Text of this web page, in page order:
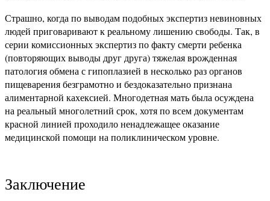
Страшно, когда по выводам подобных экспертиз невиновных
людей приговаривают к реальному лишению свободы. Так, в
серии комиссионных экспертиз по факту смерти ребенка
(повторяющих выводы друг друга) тяжелая врожденная
патология обмена с гипоплазией в несколько раз органов
пищеварения безграмотно и бездоказательно признана
алиментарной кахексией. Многодетная мать была осуждена
на реальный многолетний срок, хотя по всем документам
красной линией проходило ненадлежащее оказание
медицинской помощи на поликлиническом уровне.
Заключение